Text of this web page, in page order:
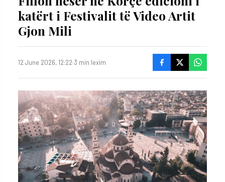
katërt i Festivalit të Video Artit
Gjon Mili
12 June 2026, 12:22·3 min lexim